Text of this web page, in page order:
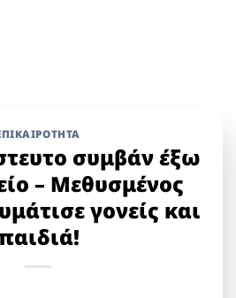
συμβάν έξω
– Μεθυσμένος
γονείς και